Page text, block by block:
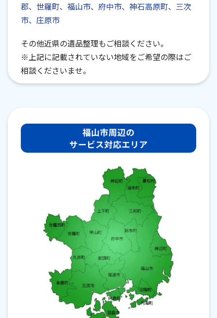
郡、世羅町、福山市、府中市、神石高原町、三次
市、庄原市
その他近県の遺品整理もご相談ください。
※上記に記載されていない地域をご希望の際はご
相談くださいませ。
福山市周辺の
サービス対応エリア